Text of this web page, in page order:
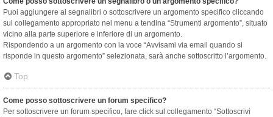
Puoi aggiungere ai segnalibri o sottoscrivere un argomento specifico cliccando
sul collegamento appropriato nel menu a tendina “Strumenti argomento”, situato
vicino alla parte superiore e inferiore di un argomento.
Rispondendo a un argomento con la voce “Avvisami via email quando si
risponde in questo argomento” selezionata, sarà anche sottoscritto l’argomento.
Top
Come posso sottoscrivere un forum specifico?
Per sottoscrivere un forum specifico, fare click sul collegamento “Sottoscrivi